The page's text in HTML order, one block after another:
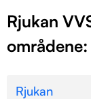
Rjukan
områdene:
Rjukan